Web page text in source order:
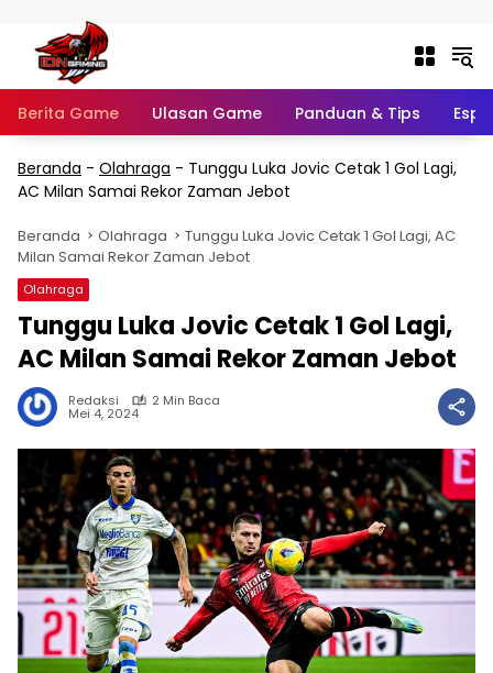
Berita Game Ulasan Game Panduan & Tips
Beranda - Olahraga - Tunggu Luka Jovic Cetak 1 Gol Lagi,
AC Milan Samai Rekor Zaman Jebot
Beranda Olahraga
Tunggu Luka Jovic Cetak 1 Gol Lagi, AC
Milan Samai Rekor Zaman Jebot
Olahraga
Tunggu Luka Jovic Cetak 1 Gol Lagi,
AC Milan Samai Rekor Zaman Jebot
Redaksi 2 Min Baca
Mei 4, 2024